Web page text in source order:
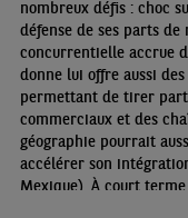
nombreux défis : choc
défense de ses parts
concurrentielle accrue
donne lui offre aussi
permettant de tirer
commerciaux et des
géographie pourrait
accélérer son
Mexique). À court